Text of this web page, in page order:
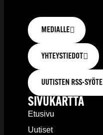
MEDIALLE
YHTEYSTIEDOT
UUTISTEN RSS-SYÖTE
SIVUKARTTA
Etusivu
Uutiset